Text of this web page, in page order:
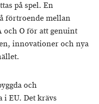
på spel. En
förtroende mellan
och O för att genuint
innovationer och nya
och
i EU. Det krävs